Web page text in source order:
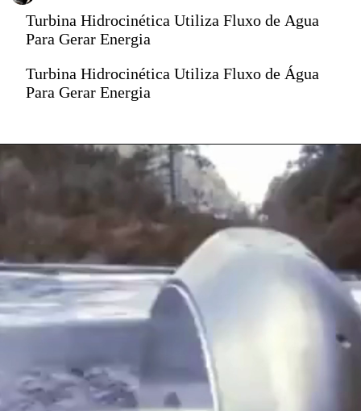
Turbina Hidrocinética Utiliza Fluxo de Água
Para Gerar Energia
Turbina Hidrocinética Utiliza Fluxo de Água
Para Gerar Energia